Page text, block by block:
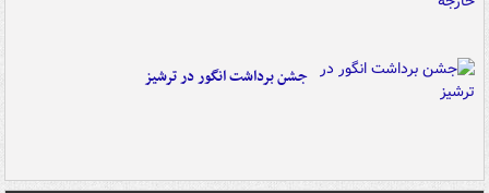
جشن برداشت انگور در ترشیز